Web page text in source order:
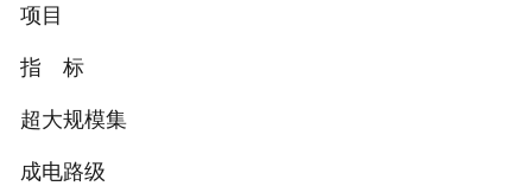
项目
指 标
超大规模集
成电路级